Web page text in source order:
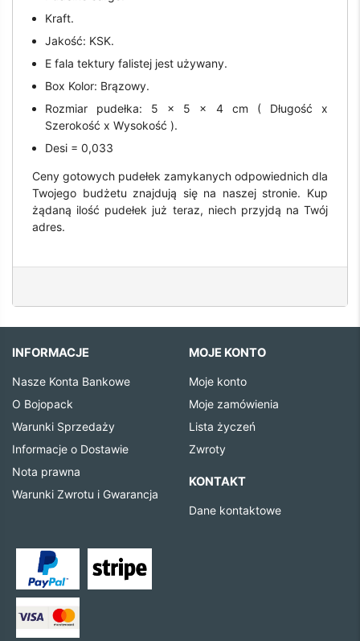
Kraft.
Jakość: KSK.
E fala tektury falistej jest używany.
Box Kolor: Brązowy.
Rozmiar pudełka: 5 x 5 x 4 cm ( Długość x
Szerokość x Wysokość ).
Desi = 0,033
Ceny gotowych pudełek zamykanych odpowiednich dla
Twojego budżetu znajdują się na naszej stronie. Kup
żądaną ilość pudełek już teraz, niech przyjdą na Twój
adres.
INFORMACJE
Nasze Konta Bankowe
O Bojopack
Warunki Sprzedaży
Informacje o Dostawie
Nota prawna
Warunki Zwrotu i Gwarancja
MOJE KONTO
Moje konto
Moje zamówienia
Lista życzeń
Zwroty
KONTAKT
Dane kontaktowe